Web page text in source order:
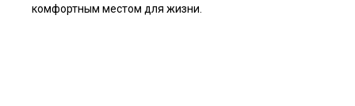
комфортным местом для жизни.